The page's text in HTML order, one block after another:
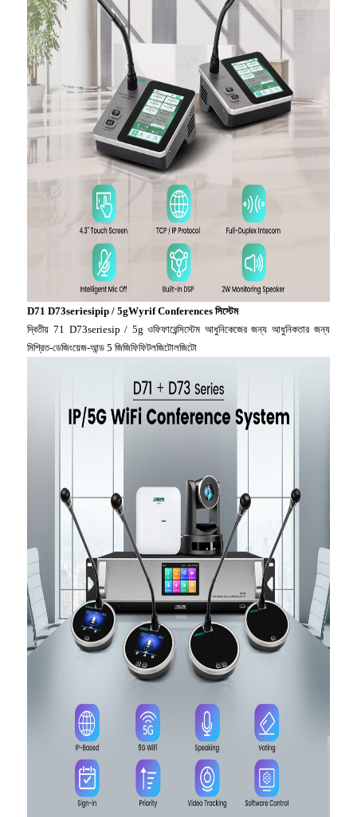
D71 D73seriesipip / 5gWyrif Conferences সিস্টেম
দ্বিতীয় 71 D73seriesip / 5g ওফিফারেন্সিস্টেম আধুনিকেজের জন্য আধুনিকতার জন্য
মিশ্রিত-ডেজিংয়েজ-আন্ড 5 জিজিফিফিটলজিটোলজিটো